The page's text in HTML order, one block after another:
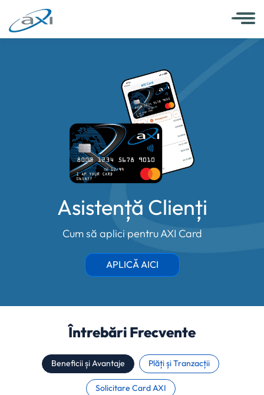
Asistență Clienți
Cum să aplici pentru AXI Card
APLICĂ AICI
Întrebări Frecvente
Beneficii și Avantaje Plăți și Tranzacții
Solicitare Card AXI